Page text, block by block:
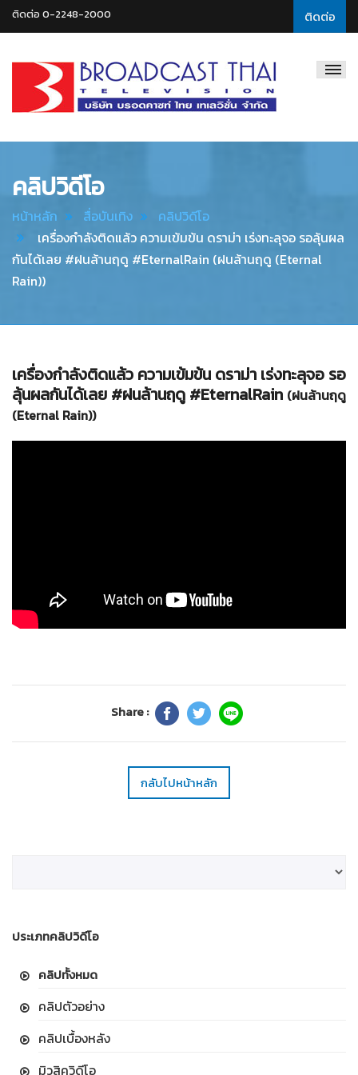
ติดต่อ
ติดต่อ 0-2248-2000
Thai
คลิปวิดีโอ
หน้าหลัก สื่อบันเทิง
คลิปวิดีโอ
เครื่องกำลังติดแล้ว ความเข้มข้น ดราม่า เร่งทะลุจอ รอลุ้นผล
กันได้เลย #ฝนล้านฤดู #EternalRain (ฝนล้านฤดู (Eternal
Rain))
เครื่องกำลังติดแล้ว ความเข้มข้น ดราม่า เร่งทะลุจอ รอ
ลุ้นผลกันได้เลย #ฝนล้านฤดู #EternalRain (ฝนล้านฤดู
(Eternal Rain))
Share :
กลับไปหน้าหลัก
ประเภทคลิปวิดีโอ
คลิปทั้งหมด
คลิปตัวอย่าง
คลิปเบื้องหลัง
มิวสิควิดีโอ